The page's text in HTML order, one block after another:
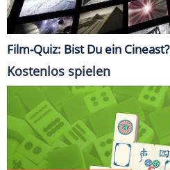
Film-Quiz: Bist Du ein Cineast?
Kostenlos spielen